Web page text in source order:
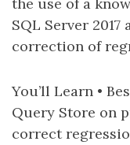
SQL Server
correction of
You’ll Learn •
Query Store on
correct